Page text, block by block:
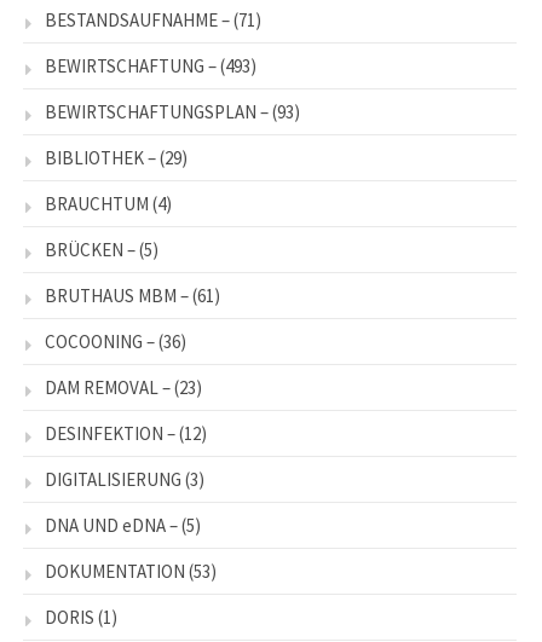
BESTANDSAUFNAHME –(71)
BEWIRTSCHAFTUNG –(493)
BEWIRTSCHAFTUNGSPLAN –(93)
BIBLIOTHEK –(29)
BRAUCHTUM (4)
BRÜCKEN –(5)
BRUTHAUS MBM –(61)
COCOONING –(36)
DAM REMOVAL –(23)
DESINFEKTION –(12)
DIGITALISIERUNG (3)
DNA UND eDNA –(5)
DOKUMENTATION (53)
DORIS (1)